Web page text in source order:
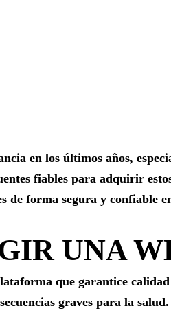
en los últimos años,
fiables para adquirir
de forma segura y confiable
UNA
que garantice
graves para la